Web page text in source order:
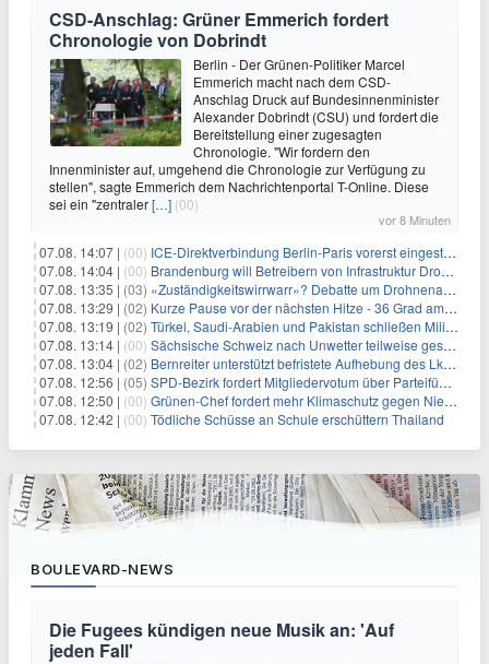
CSD-Anschlag: Grüner Emmerich fordert
Chronologie von Dobrindt
Berlin - Der Grünen-Politiker Marcel
Emmerich macht nach dem CSD-
Anschlag Druck auf Bundesinnenminister
Alexander Dobrindt (CSU) und fordert die
Bereitstellung einer zugesagten
Chronologie. "Wir fordern den
Innenminister auf, umgehend die Chronologie zur Verfügung zu
stellen", sagte Emmerich dem Nachrichtenportal T-Online. Diese
sei ein "zentraler[…] (00)
vor 8 Minuten
07.08. 14:07 | (00) ICE-Direktverbindung Berlin-Paris vorerst eingestellt
07.08. 14:04 | (00) Brandenburg will Betreibern von Infrastruktur Drohnenabwehr erlauben
07.08. 13:35 | (03) «Zuständigkeitswirrwarr»? Debatte um Drohnenabwehr entbrannt
07.08. 13:29 | (02) Kurze Pause vor der nächsten Hitze - 36 Grad am Wochenende
07.08. 13:19 | (02) Türkei, Saudi-Arabien und Pakistan schließen Militärpakt
07.08. 13:14 | (00) Sächsische Schweiz nach Unwetter teilweise gesperrt
07.08. 13:04 | (02) Bernreiter unterstützt befristete Aufhebung des Lkw-Fahrverbots
07.08. 12:56 | (05) SPD-Bezirk fordert Mitgliedervotum über Parteiführung
07.08. 12:50 | (00) Grünen-Chef fordert mehr Klimaschutz gegen Niedrigwasser
07.08. 12:42 | (00) Tödliche Schüsse an Schule erschüttern Thailand
BOULEVARD-NEWS
Die Fugees kündigen neue Musik an: 'Auf
jeden Fall'